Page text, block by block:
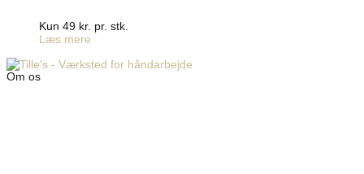
Kun 49 kr. pr. stk.
Læs mere
Om os